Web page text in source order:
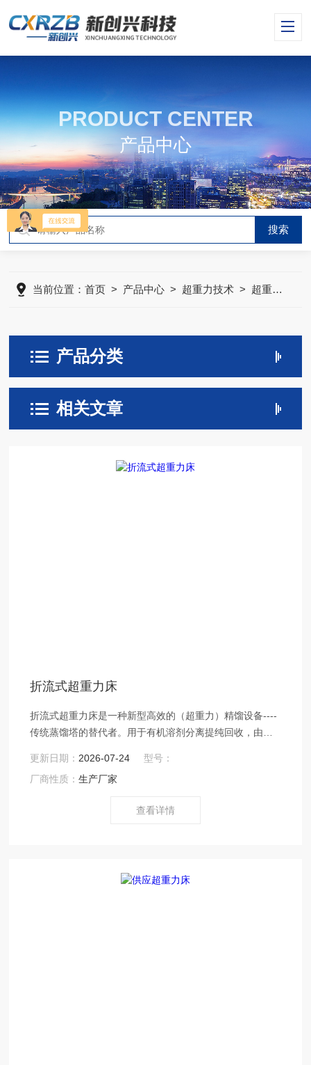
PRODUCT CENTER
产品中心
当前位置：首页 > 产品中心 > 超重力技术 > 超重力床
产品分类
相关文章
折流式超重力床
折流式超重力床是一种新型高效的（超重力）精馏设备----
传统蒸馏塔的替代者。用于有机溶剂分离提纯回收，由天
2014 20771413.5）*将旋转精馏技术应用于工业生产中的
连续精馏过程。旋转精馏机由一个或多个高速旋转的转子
更新日期： 2026-07-24
型号：
厂商性质：生产厂家
查看详情